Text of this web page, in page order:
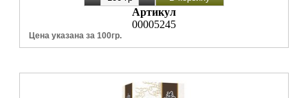
Артикул
00005245
Цена указана за 100гр.